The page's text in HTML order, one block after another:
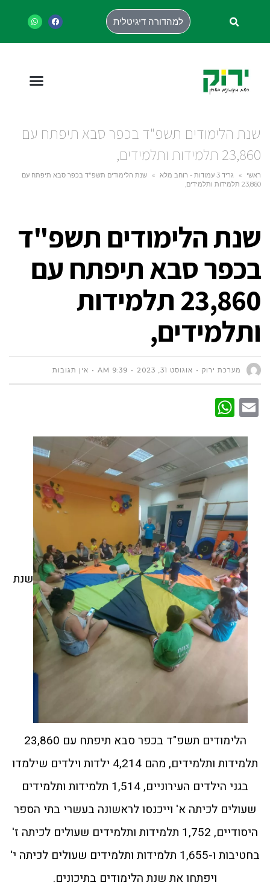
למהדורה דיגיטלית
שנת הלימודים תשפ"ד בכפר סבא תיפתח עם
23,860 תלמידות ותלמידים,
ראשי » גריד 3 עמודות - רוחב מלא »
שנת הלימודים תשפ"ד בכפר סבא תיפתח עם
23,860 תלמידות ותלמידים,
שנת הלימודים תשפ"ד
בכפר סבא תיפתח עם
23,860 תלמידות
ותלמידים,
מערכת ירוק אוגוסט 31, 2023 9:39 AM אין תגובות
Email
שנת
הלימודים תשפ"ד בכפר סבא תיפתח עם 23,860
תלמידות ותלמידים, מהם 4,214 ילדות וילדים שילמדו
בגני הילדים העירוניים, 1,514 תלמידות ותלמידים
שעולים לכיתה א' וייכנסו לראשונה בעשרי בתי הספר
היסודיים, 1,752 תלמידות ותלמידים שעולים לכיתה ז'
בחטיבות ו-1,655 תלמידות ותלמידים שעולים לכיתה י'
ויפתחו את שנת הלימודים בתיכונים.